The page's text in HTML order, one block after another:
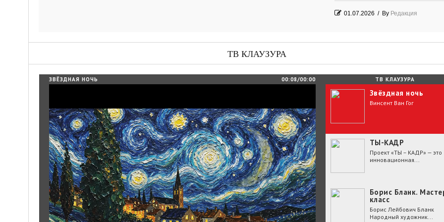
01.07.2026 / By Редакция
25.06.2026 / ByРедакция
Зелёные мемориалы памяти и славы
ТВ КЛАУЗУРА
Звёздная ночь
Винсент Ван Гог
ТЫ-КАДР
Проект «ТЫ – КАДР» — это
инновационная...
Борис Бланк.
класс
Борис Лейбович Бланк
Народный художник...
ТВ КЛАУЗУРА
ЗВЁЗДНАЯ НОЧЬ 00:08/00:00